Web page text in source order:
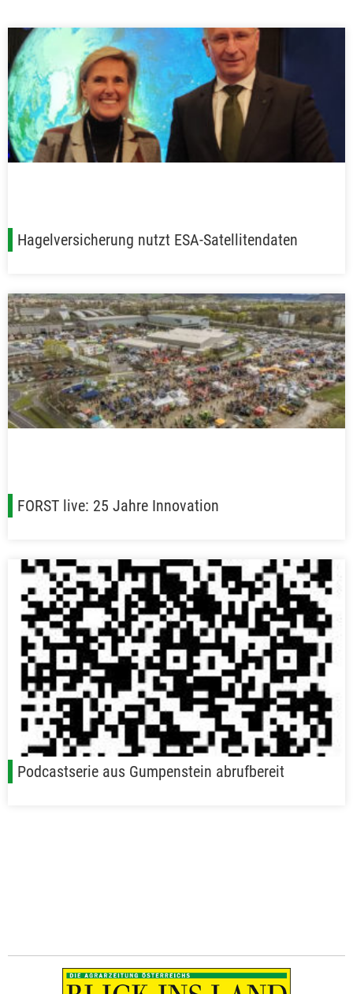
Hagelversicherung nutzt ESA-Satellitendaten
FORST live: 25 Jahre Innovation
Podcastserie aus Gumpenstein abrufbereit